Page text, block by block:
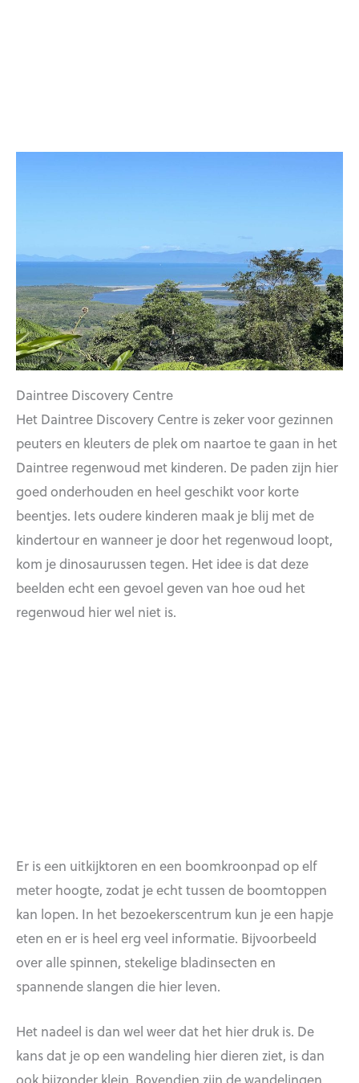
Daintree Discovery Centre
Het Daintree Discovery Centre is zeker voor gezinnen
peuters en kleuters de plek om naartoe te gaan in het
Daintree regenwoud met kinderen. De paden zijn hier
goed onderhouden en heel geschikt voor korte
beentjes. Iets oudere kinderen maak je blij met de
kindertour en wanneer je door het regenwoud loopt,
kom je dinosaurussen tegen. Het idee is dat deze
beelden echt een gevoel geven van hoe oud het
regenwoud hier wel niet is.
Er is een uitkijktoren en een boomkroonpad op elf
meter hoogte, zodat je echt tussen de boomtoppen
kan lopen. In het bezoekerscentrum kun je een hapje
eten en er is heel erg veel informatie. Bijvoorbeeld
over alle spinnen, stekelige bladinsecten en
spannende slangen die hier leven.
Het nadeel is dan wel weer dat het hier druk is. De
kans dat je op een wandeling hier dieren ziet, is dan